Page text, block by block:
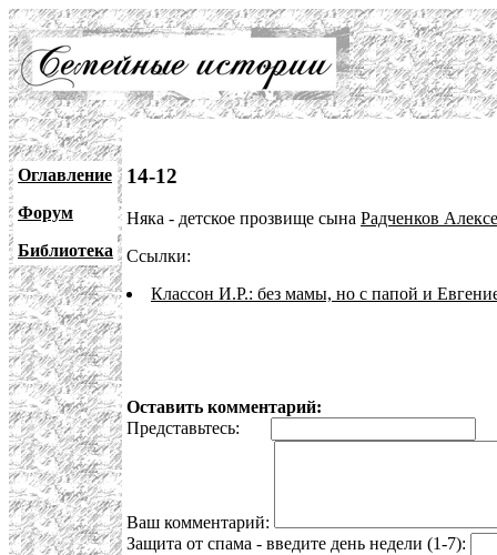
Оглавление
Форум
Библиотека
14-12
Няка - детское прозвище сына Радченков
Ссылки:
Классон И.Р.: без мамы, но с папой и
Оставить комментарий:
Представьтесь:
Ваш комментарий:
Защита от спама - введите день недели (1-7):